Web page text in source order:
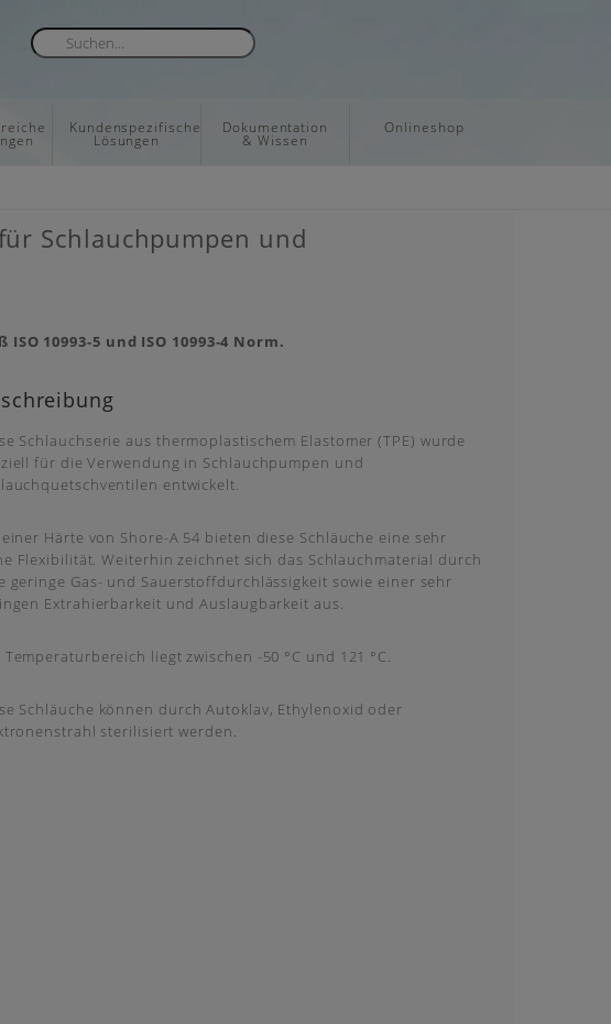
Kundenspezifische
Lösungen
Dokumentation
& Wissen
Onlineshop
Schlauchpumpen und
10993-5 und ISO 10993-4 Norm.
Schlauchserie aus thermoplastischem Elastomer (TPE) wurde
für die Verwendung in Schlauchpumpen und
entwickelt.
Härte von Shore-A 54 bieten diese Schläuche eine sehr
Flexibilität. Weiterhin zeichnet sich das Schlauchmaterial durch
geringe Gas- und Sauerstoffdurchlässigkeit sowie einer sehr
Extrahierbarkeit und Auslaugbarkeit aus.
Temperaturbereich liegt zwischen -50 °C und 121 °C.
Schläuche können durch Autoklav, Ethylenoxid oder
sterilisiert werden.